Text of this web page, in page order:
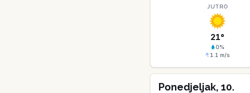
JUTRO
21°
0%
1.1 m/s
Ponedjeljak, 10.